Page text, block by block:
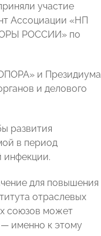
участие
Ассоциации «НП
РОССИИ» по
и Президиума
и делового
развития
в период
инфекции.
для повышения
отраслевых
союзов может
— именно к этому